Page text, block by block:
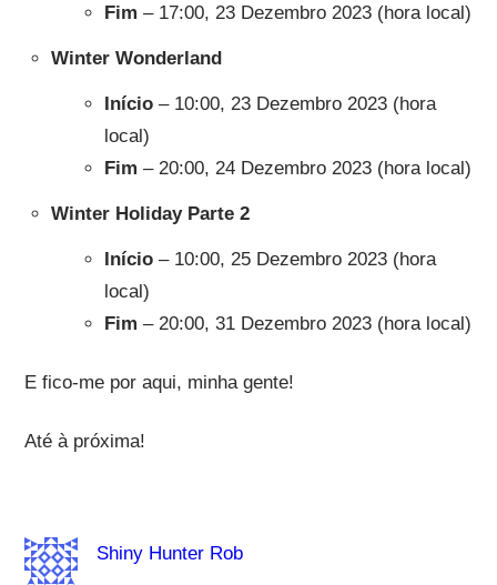
Fim – 17:00, 23 Dezembro 2023 (hora local)
Winter Wonderland
Início– 10:00, 23 Dezembro 2023 (hora
local)
Fim – 20:00, 24 Dezembro 2023 (hora local)
Winter Holiday Parte 2
Início– 10:00, 25 Dezembro 2023 (hora
local)
Fim – 20:00, 31 Dezembro 2023 (hora local)
E fico-me por aqui, minha gente!
Até à próxima!
Shiny Hunter Rob